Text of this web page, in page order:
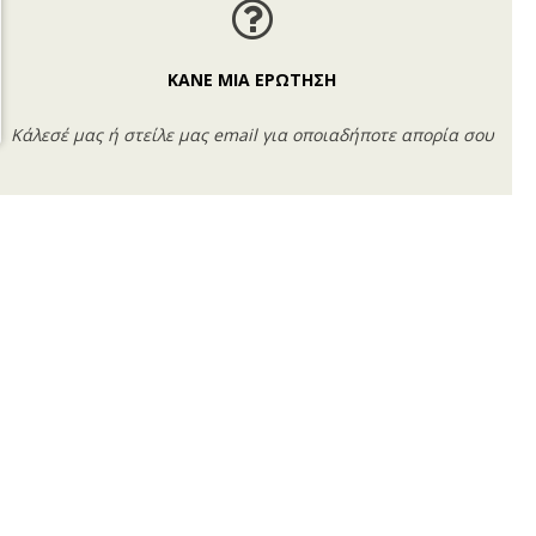
ΚΑΝΕ ΜΙΑ ΕΡΩΤΗΣΗ
Κάλεσέ μας ή στείλε μας email για οποιαδήποτε απορία σου